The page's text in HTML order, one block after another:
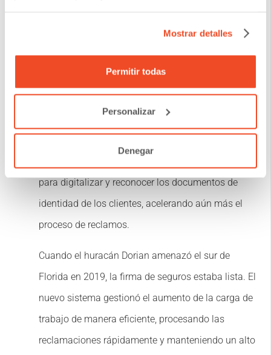
Mostrar detalles
Permitir todas
Personalizar
Denegar
El arquitecto diseñó un flujo de trabajo
automatizado capaz de manejar un aumento
significativo en las solicitudes de reclamos durante
las horas pico. El sistema podría categorizar y
enrutar automáticamente los reclamos según las
para digitalizar y reconocer los documentos de
identidad de los clientes, acelerando aún más el
proceso de reclamos.
Cuando el huracán Dorian amenazó el sur de
Florida en 2019, la firma de seguros estaba lista. El
nuevo sistema gestionó el aumento de la carga de
trabajo de manera eficiente, procesando las
reclamaciones rápidamente y manteniendo un alto